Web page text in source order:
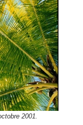
2001.